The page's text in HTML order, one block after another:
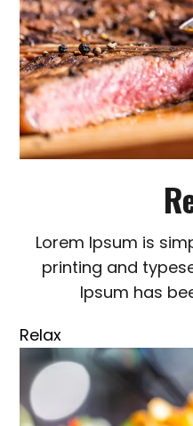
Lorem Ipsum is
printing and
Ipsum has
Relax